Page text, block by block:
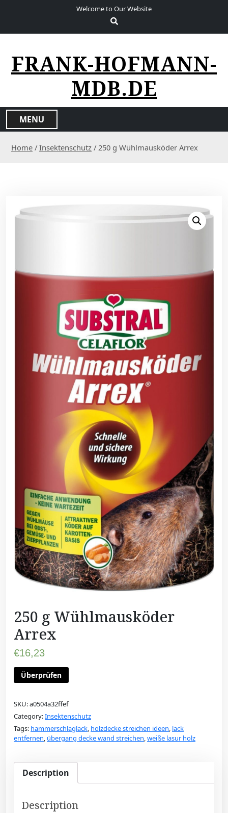
Welcome to Our Website
FRANK-HOFMANN-
MDB.DE
MENU
Home / Insektenschutz / 250 g Wühlmausköder Arrex
250 g Wühlmausköder
Arrex
€16,23
Überprüfen
SKU:a0504a32ffef
Category:Insektenschutz
Tags: hammerschlaglack, holzdecke streichen ideen, lack
entfernen, übergang decke wand streichen,weiße lasur holz
Description
Description